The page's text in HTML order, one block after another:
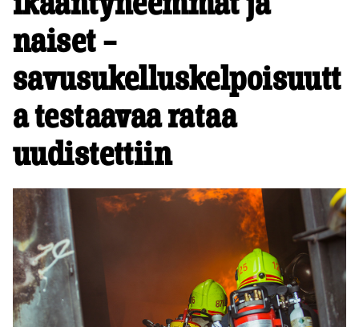
naiset –
savusukelluskelpoisuutt
a testaavaa rataa
uudistettiin